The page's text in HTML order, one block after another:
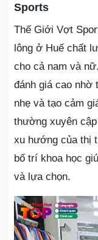
Sports
Thế Giới Vợt
lông ở Huế chất
cho cả nam và
đánh giá cao nhờ
nhẹ và tạo cảm
thường xuyên
xu hướng của thị
bố trí khoa học
và lựa chọn.